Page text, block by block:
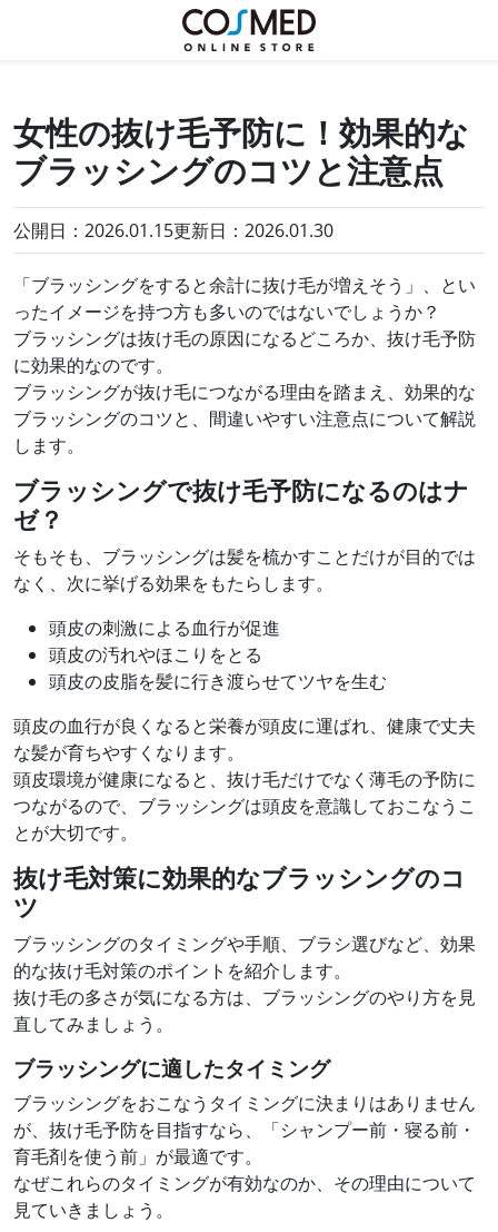
女性の抜け毛予防に！効果的な
ブラッシングのコツと注意点
公開日：2026.01.15更新日： 2026.01.30
「ブラッシングをすると余計に抜け毛が増えそう」、とい
ったイメージを持つ方も多いのではないでしょうか？
ブラッシングは抜け毛の原因になるどころか、抜け毛予防
に効果的なのです。
ブラッシングが抜け毛につながる理由を踏まえ、効果的な
ブラッシングのコツと、間違いやすい注意点について解説
します。
ブラッシングで抜け毛予防になるのはナ
ゼ？
そもそも、ブラッシングは髪を梳かすことだけが目的では
なく、次に挙げる効果をもたらします。
頭皮の刺激による血行が促進
頭皮の汚れやほこりをとる
頭皮の皮脂を髪に行き渡らせてツヤを生む
頭皮の血行が良くなると栄養が頭皮に運ばれ、健康で丈夫
な髪が育ちやすくなります。
頭皮環境が健康になると、抜け毛だけでなく薄毛の予防に
つながるので、ブラッシングは頭皮を意識しておこなうこ
とが大切です。
抜け毛対策に効果的なブラッシングのコ
ツ
ブラッシングのタイミングや手順、ブラシ選びなど、効果
的な抜け毛対策のポイントを紹介します。
抜け毛の多さが気になる方は、ブラッシングのやり方を見
直してみましょう。
ブラッシングに適したタイミング
ブラッシングをおこなうタイミングに決まりはありません
が、抜け毛予防を目指すなら、「シャンプー前・寝る前・
育毛剤を使う前」が最適です。
なぜこれらのタイミングが有効なのか、その理由について
見ていきましょう。